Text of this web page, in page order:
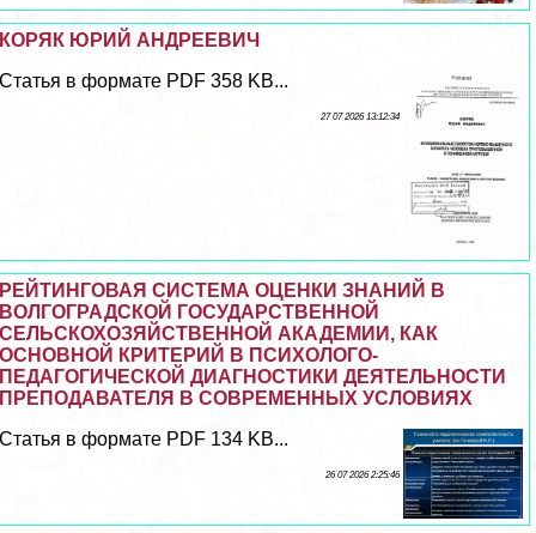
КОРЯК ЮРИЙ АНДРЕЕВИЧ
Статья в формате PDF 358 KB...
27 07 2026 13:12:34
РЕЙТИНГОВАЯ СИСТЕМА ОЦЕНКИ ЗНАНИЙ В
ВОЛГОГРАДСКОЙ ГОСУДАРСТВЕННОЙ
СЕЛЬСКОХОЗЯЙСТВЕННОЙ АКАДЕМИИ, КАК
ОСНОВНОЙ КРИТЕРИЙ В ПСИХОЛОГО-
ПЕДАГОГИЧЕСКОЙ ДИАГНОСТИКИ ДЕЯТЕЛЬНОСТИ
ПРЕПОДАВАТЕЛЯ В СОВРЕМЕННЫХ УСЛОВИЯХ
Статья в формате PDF 134 KB...
26 07 2026 2:25:46